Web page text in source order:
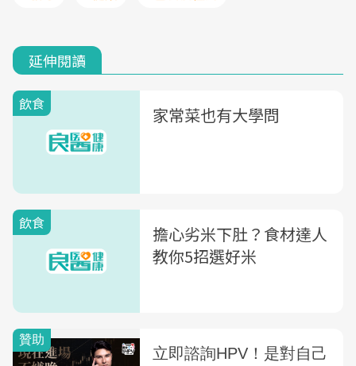
延伸閱讀
飲食 家常菜也有大學問
飲食
擔心劣米下肚？食材達人
教你5招選好米